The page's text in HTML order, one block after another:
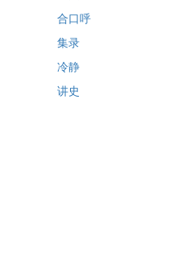
合口呼
集录
冷静
讲史